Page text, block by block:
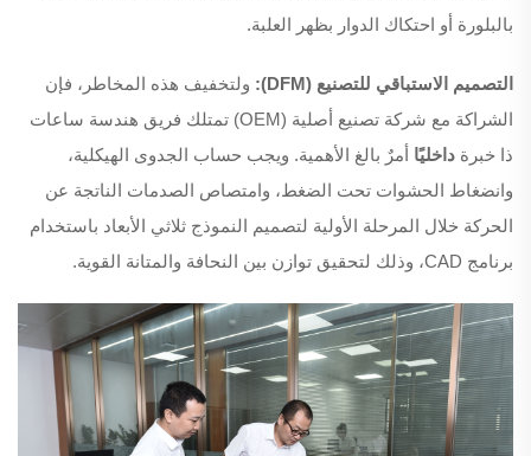
بالبلورة أو احتكاك الدوار بظهر العلبة.
التصميم الاستباقي للتصنيع (DFM):
ولتخفيف هذه المخاطر، فإن
الشراكة مع شركة تصنيع أصلية (OEM) تمتلك فريق هندسة ساعات
ذا خبرة داخليًا أمرٌ بالغ الأهمية. ويجب حساب الجدوى الهيكلية،
وانضغاط الحشوات تحت الضغط، وامتصاص الصدمات الناتجة عن
الحركة خلال المرحلة الأولية لتصميم النموذج ثلاثي الأبعاد باستخدام
برنامج CAD، وذلك لتحقيق توازن بين النحافة والمتانة القوية.